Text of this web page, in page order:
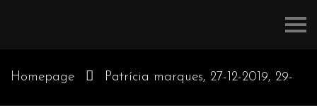
Homepage Patrícia marques, 27-12-2019, 29-